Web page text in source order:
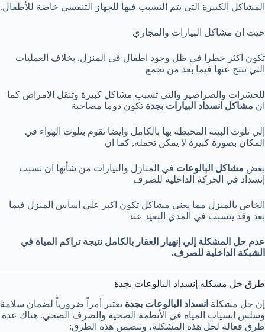
المشاكل الكبيرة التي يتم التسبب فيها للجهاز التنفسي خاصة للأطفال.
حيث ان مشاكل البيارات والمجاري
تكون اكثر خطرا في ظل وجود اطفال في المنزل, بخلاف العمليات
التي تنتج عنها فيما بعد من تجمع
للحشرات والصراصير والتي تسبب مشاكل كبيرة وتنقل الامراض كما
ان مشاكل انسداد البيارات بجدة تكون دوما مصاحبة
إلي تلوث البيئة المحيطة بها بالكامل وايضا تقوم بتلوث الهواء في
المكان بصورة كبيرة لا يمكن تحمله, كما ان
بعض مشاكل البالوعات في المنازل والبيارات من شأنها ان تسبب
إنسداد في الحركة الداخلية للصرف
الخاص بالمنزل مما يعني مشاكل تكون اكبر علي اساس المنزل فيما
بعد وقد يتسبب في المدي البعيد عند
عدم حل المشكلة إلي إنهيار العقار بالكامل نتيجة تراكم المياة في
الشبكة الداخلية للصرف.
طرق حل مشكله إنسداد البالوعات بجدة
إن حل مشكلة انسداد البالوعات بجدة يعتبر أمراً ضرورياً لضمان سلامة
وسلس انسياب المياه في الأنظمة الصحية والصرف الصحي. هناك عدة
طرق فعالة لحل هذه المشكلة، وتتضمن هذه الطرق: